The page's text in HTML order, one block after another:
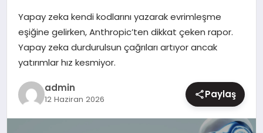
DÜNYA
MAGAZIN
Yapay zeka kendi kodlarını yazarak evrimleşme
eşiğine gelirken, Anthropic’ten dikkat çeken rapor.
Yapay zeka durdurulsun çağrıları artıyor ancak
yatırımlar hız kesmiyor.
admin
12 Haziran 2026 Paylaş